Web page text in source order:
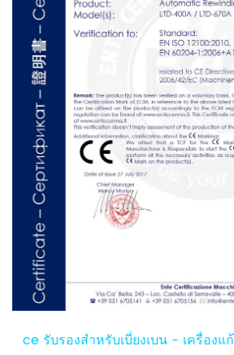
ce รับรองสำหรับเบี่ยงเบน - เครื่อง